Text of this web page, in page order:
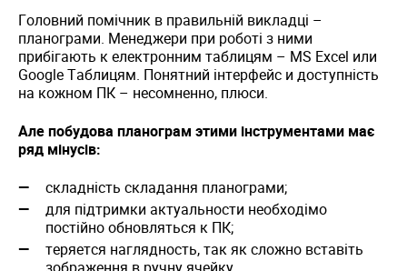
Головний помічник в правильній викладці –
планограми. Менеджери при роботі з ними
прибігають к електронним таблицям – MS Excel или
Google Таблицям. Понятний інтерфейс и доступність
на кожном ПК – несомненно, плюси.
Але побудова планограм этими інструментами має
ряд мінусів:
складність складання планограми;
для підтримки актуальности необходімо
постійно обновляться к ПК;
теряется наглядность, так як сложно вставіть